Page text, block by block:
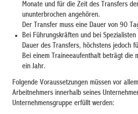
Monate und für die Zeit des Transfers
ununterbrochen angehören.
Der Transfer muss eine Dauer von 90
Bei Führungskräften und bei
Dauer des Transfers, höchstens jedoch
Bei einem Traineeaufenthalt beträgt die
ein Jahr.
Folgende Voraussetzungen müssen vor
Arbeitnehmers innerhalb seines
Unternehmensgruppe erfüllt werden: